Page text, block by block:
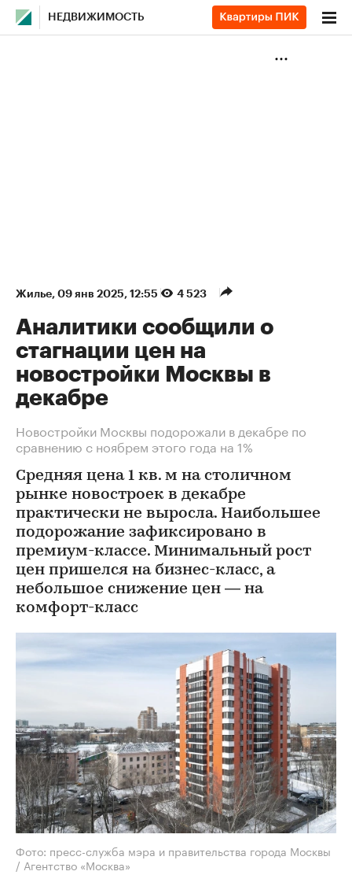
НЕДВИЖИМОСТЬ
Жилье⁠, 09 янв 2025, 12:55 4 523
Аналитики сообщили о
стагнации цен на
новостройки Москвы в
декабре
Новостройки Москвы подорожали в декабре по
сравнению с ноябрем этого года на 1%
Средняя цена 1 кв. м на столичном
рынке новостроек в декабре
практически не выросла. Наибольшее
подорожание зафиксировано в
премиум-классе. Минимальный рост
цен пришелся на бизнес-класс, а
небольшое снижение цен — на
комфорт-класс
Фото: пресс-служба мэра и правительства города Москвы
/ Агентство «Москва»